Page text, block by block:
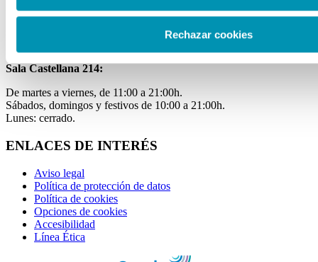
Rechazar cookies
Sala Mateo Inurria 2:
Laborables y festivos de 11:00 a 20:00h.
Sala Castellana 214:
De martes a viernes, de 11:00 a 21:00h.
Sábados, domingos y festivos de 10:00 a 21:00h.
Lunes: cerrado.
ENLACES DE INTERÉS
Aviso legal
Política de protección de datos
Política de cookies
Opciones de cookies
Accesibilidad
Línea Ética